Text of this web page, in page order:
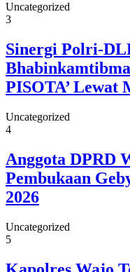
Uncategorized
3
Sinergi Polri-
PISOTA’ Lewat
Uncategorized
4
Anggota DPRD
Pembukaan
2026
Uncategorized
5